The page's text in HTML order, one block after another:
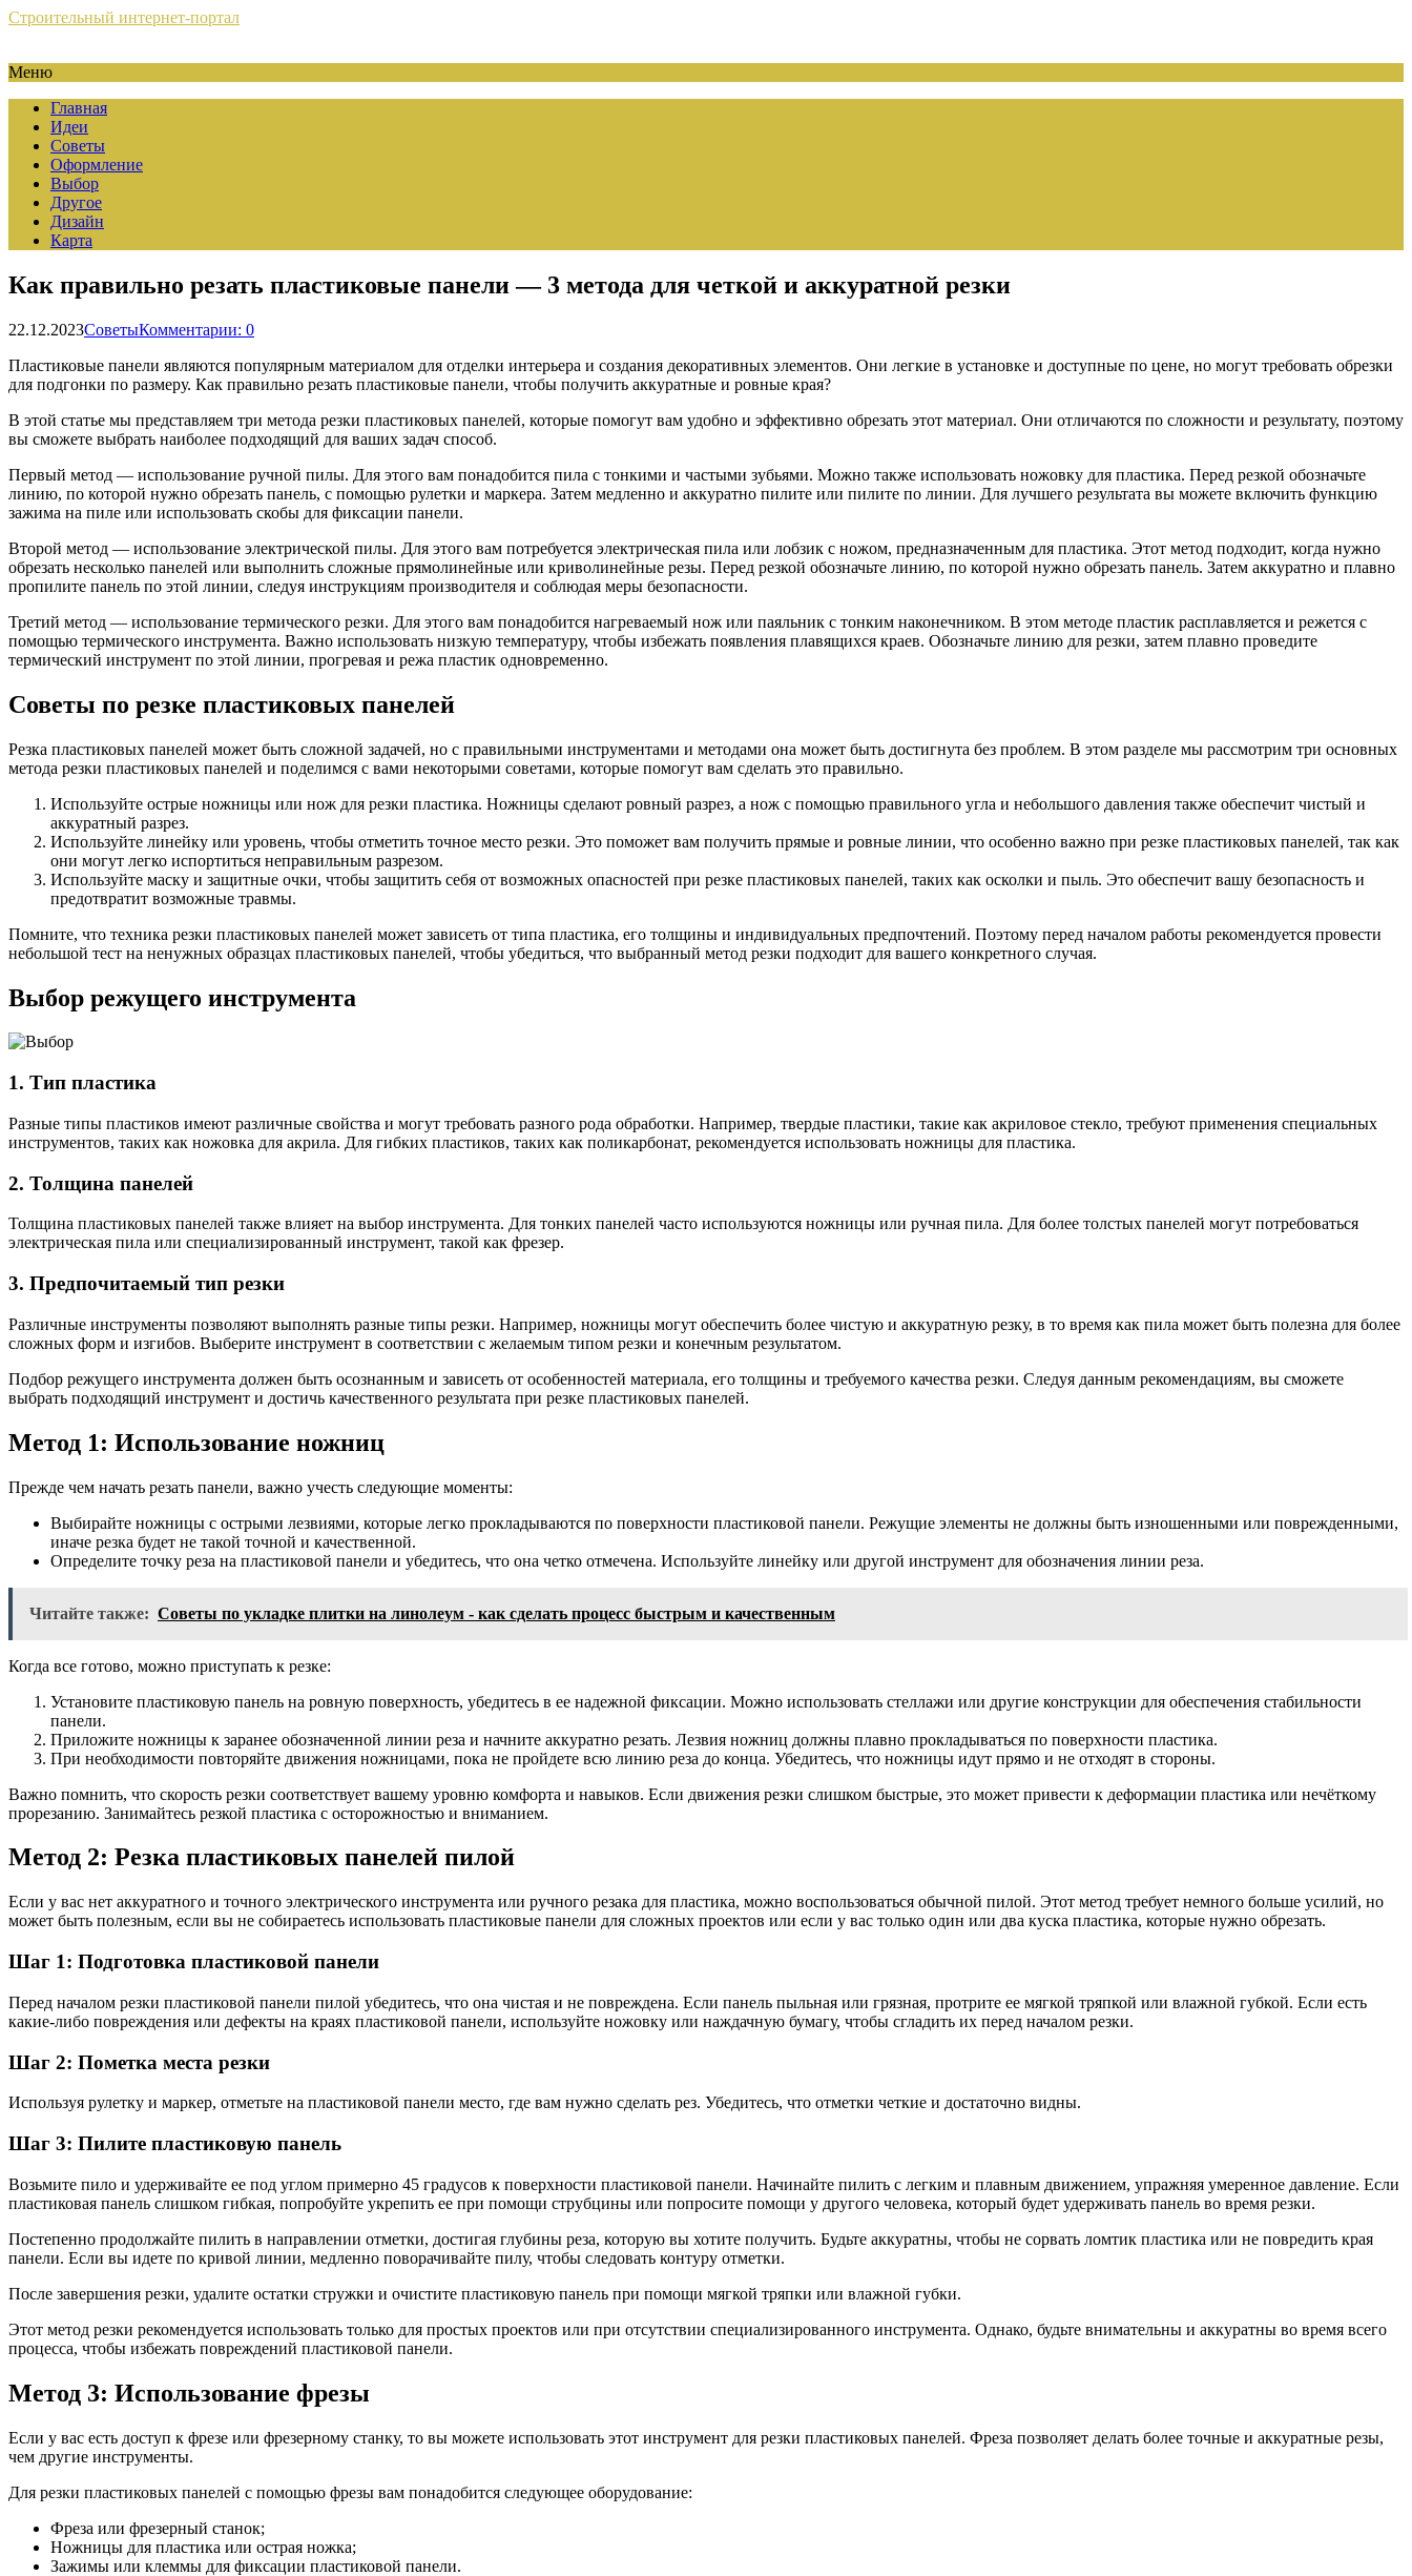
Строительный интернет-портал
Меню
Главная
Идеи
Советы
Оформление
Выбор
Другое
Дизайн
Карта
Как правильно резать пластиковые панели — 3 метода для четкой и аккуратной резки
22.12.2023СоветыКомментарии: 0
Пластиковые панели являются популярным материалом для отделки интерьера и создания декоративных элементов. Они легкие в установке и доступные по цене, но могут требовать обрезки
для подгонки по размеру. Как правильно резать пластиковые панели, чтобы получить аккуратные и ровные края?
В этой статье мы представляем три метода резки пластиковых панелей, которые помогут вам удобно и эффективно обрезать этот материал. Они отличаются по сложности и результату, поэтому
вы сможете выбрать наиболее подходящий для ваших задач способ.
Первый метод — использование ручной пилы. Для этого вам понадобится пила с тонкими и частыми зубьями. Можно также использовать ножовку для пластика. Перед резкой обозначьте
линию, по которой нужно обрезать панель, с помощью рулетки и маркера. Затем медленно и аккуратно пилите или пилите по линии. Для лучшего результата вы можете включить функцию
зажима на пиле или использовать скобы для фиксации панели.
Второй метод — использование электрической пилы. Для этого вам потребуется электрическая пила или лобзик с ножом, предназначенным для пластика. Этот метод подходит, когда нужно
обрезать несколько панелей или выполнить сложные прямолинейные или криволинейные резы. Перед резкой обозначьте линию, по которой нужно обрезать панель. Затем аккуратно и плавно
пропилите панель по этой линии, следуя инструкциям производителя и соблюдая меры безопасности.
Третий метод — использование термического резки. Для этого вам понадобится нагреваемый нож или паяльник с тонким наконечником. В этом методе пластик расплавляется и режется с
помощью термического инструмента. Важно использовать низкую температуру, чтобы избежать появления плавящихся краев. Обозначьте линию для резки, затем плавно проведите
термический инструмент по этой линии, прогревая и режа пластик одновременно.
Советы по резке пластиковых панелей
Резка пластиковых панелей может быть сложной задачей, но с правильными инструментами и методами она может быть достигнута без проблем. В этом разделе мы рассмотрим три основных
метода резки пластиковых панелей и поделимся с вами некоторыми советами, которые помогут вам сделать это правильно.
Используйте острые ножницы или нож для резки пластика. Ножницы сделают ровный разрез, а нож с помощью правильного угла и небольшого давления также обеспечит чистый и
аккуратный разрез.
Используйте линейку или уровень, чтобы отметить точное место резки. Это поможет вам получить прямые и ровные линии, что особенно важно при резке пластиковых панелей, так как
они могут легко испортиться неправильным разрезом.
Используйте маску и защитные очки, чтобы защитить себя от возможных опасностей при резке пластиковых панелей, таких как осколки и пыль. Это обеспечит вашу безопасность и
предотвратит возможные травмы.
Помните, что техника резки пластиковых панелей может зависеть от типа пластика, его толщины и индивидуальных предпочтений. Поэтому перед началом работы рекомендуется провести
небольшой тест на ненужных образцах пластиковых панелей, чтобы убедиться, что выбранный метод резки подходит для вашего конкретного случая.
Выбор режущего инструмента
1. Тип пластика
Разные типы пластиков имеют различные свойства и могут требовать разного рода обработки. Например, твердые пластики, такие как акриловое стекло, требуют применения специальных
инструментов, таких как ножовка для акрила. Для гибких пластиков, таких как поликарбонат, рекомендуется использовать ножницы для пластика.
2. Толщина панелей
Толщина пластиковых панелей также влияет на выбор инструмента. Для тонких панелей часто используются ножницы или ручная пила. Для более толстых панелей могут потребоваться
электрическая пила или специализированный инструмент, такой как фрезер.
3. Предпочитаемый тип резки
Различные инструменты позволяют выполнять разные типы резки. Например, ножницы могут обеспечить более чистую и аккуратную резку, в то время как пила может быть полезна для более
сложных форм и изгибов. Выберите инструмент в соответствии с желаемым типом резки и конечным результатом.
Подбор режущего инструмента должен быть осознанным и зависеть от особенностей материала, его толщины и требуемого качества резки. Следуя данным рекомендациям, вы сможете
выбрать подходящий инструмент и достичь качественного результата при резке пластиковых панелей.
Метод 1: Использование ножниц
Прежде чем начать резать панели, важно учесть следующие моменты:
Выбирайте ножницы с острыми лезвиями, которые легко прокладываются по поверхности пластиковой панели. Режущие элементы не должны быть изношенными или поврежденными,
иначе резка будет не такой точной и качественной.
Определите точку реза на пластиковой панели и убедитесь, что она четко отмечена. Используйте линейку или другой инструмент для обозначения линии реза.
Читайте также: Советы по укладке плитки на линолеум - как сделать процесс быстрым и качественным
Когда все готово, можно приступать к резке:
Установите пластиковую панель на ровную поверхность, убедитесь в ее надежной фиксации. Можно использовать стеллажи или другие конструкции для обеспечения стабильности
панели.
Приложите ножницы к заранее обозначенной линии реза и начните аккуратно резать. Лезвия ножниц должны плавно прокладываться по поверхности пластика.
При необходимости повторяйте движения ножницами, пока не пройдете всю линию реза до конца. Убедитесь, что ножницы идут прямо и не отходят в стороны.
Важно помнить, что скорость резки соответствует вашему уровню комфорта и навыков. Если движения резки слишком быстрые, это может привести к деформации пластика или нечёткому
прорезанию. Занимайтесь резкой пластика с осторожностью и вниманием.
Метод 2: Резка пластиковых панелей пилой
Если у вас нет аккуратного и точного электрического инструмента или ручного резака для пластика, можно воспользоваться обычной пилой. Этот метод требует немного больше усилий, но
может быть полезным, если вы не собираетесь использовать пластиковые панели для сложных проектов или если у вас только один или два куска пластика, которые нужно обрезать.
Шаг 1: Подготовка пластиковой панели
Перед началом резки пластиковой панели пилой убедитесь, что она чистая и не повреждена. Если панель пыльная или грязная, протрите ее мягкой тряпкой или влажной губкой. Если есть
какие-либо повреждения или дефекты на краях пластиковой панели, используйте ножовку или наждачную бумагу, чтобы сгладить их перед началом резки.
Шаг 2: Пометка места резки
Используя рулетку и маркер, отметьте на пластиковой панели место, где вам нужно сделать рез. Убедитесь, что отметки четкие и достаточно видны.
Шаг 3: Пилите пластиковую панель
Возьмите пило и удерживайте ее под углом примерно 45 градусов к поверхности пластиковой панели. Начинайте пилить с легким и плавным движением, упражняя умеренное давление. Если
пластиковая панель слишком гибкая, попробуйте укрепить ее при помощи струбцины или попросите помощи у другого человека, который будет удерживать панель во время резки.
Постепенно продолжайте пилить в направлении отметки, достигая глубины реза, которую вы хотите получить. Будьте аккуратны, чтобы не сорвать ломтик пластика или не повредить края
панели. Если вы идете по кривой линии, медленно поворачивайте пилу, чтобы следовать контуру отметки.
После завершения резки, удалите остатки стружки и очистите пластиковую панель при помощи мягкой тряпки или влажной губки.
Этот метод резки рекомендуется использовать только для простых проектов или при отсутствии специализированного инструмента. Однако, будьте внимательны и аккуратны во время всего
процесса, чтобы избежать повреждений пластиковой панели.
Метод 3: Использование фрезы
Если у вас есть доступ к фрезе или фрезерному станку, то вы можете использовать этот инструмент для резки пластиковых панелей. Фреза позволяет делать более точные и аккуратные резы,
чем другие инструменты.
Для резки пластиковых панелей с помощью фрезы вам понадобится следующее оборудование:
Фреза или фрезерный станок;
Ножницы для пластика или острая ножка;
Зажимы или клеммы для фиксации пластиковой панели.